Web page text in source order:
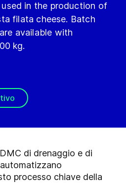
in the production of
filata cheese. Batch
available with
kg.
di drenaggio e di
processo chiave della